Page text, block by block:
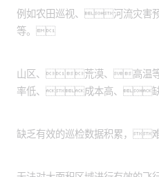
例如农田巡视、河流灾害
等。
山区、荒漠、高温等
率低、成本高、
缺乏有效的巡检数据积累，